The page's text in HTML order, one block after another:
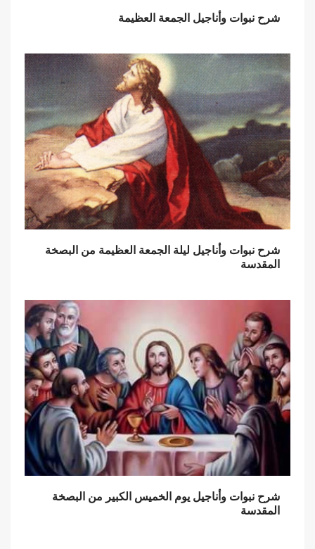
شرح نبوات وأناجيل الجمعة العظيمة
شرح نبوات وأناجيل ليلة الجمعة العظيمة من البصخة
المقدسة
شرح نبوات وأناجيل يوم الخميس الكبير من البصخة
المقدسة